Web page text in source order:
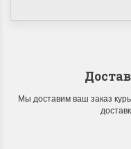
Летние Скидки
!! СКИДКА 20% ‼️ с 1 до
честь первого летнего
Мы доставим ваш заказ